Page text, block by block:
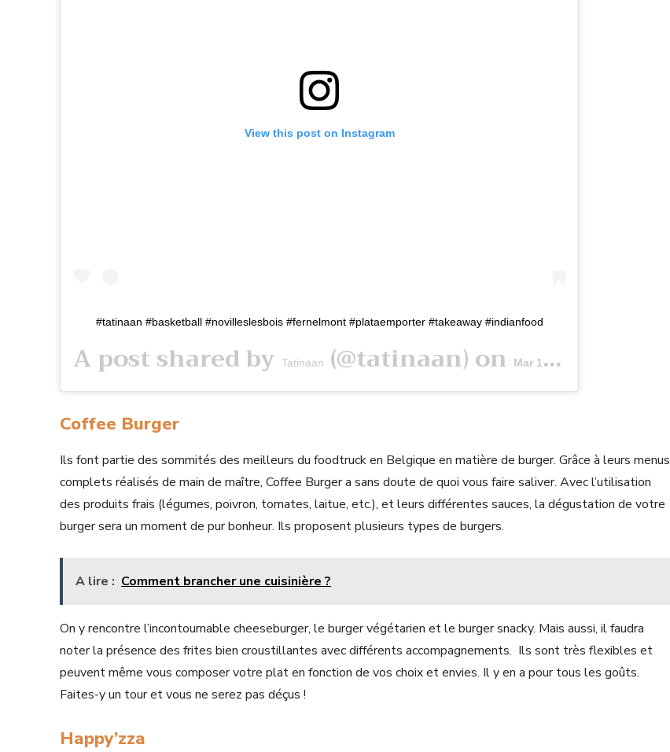
View this post on Instagram
#tatinaan #basketball #novilleslesbois #fernelmont #plataemporter #takeaway #indianfood
A post shared by Tatinaan (@tatinaan) on Mar 16, 2019 at 10:51am PDT
Coffee Burger
Ils font partie des sommités des meilleurs du foodtruck en Belgique en matière de burger. Grâce à leurs menus
complets réalisés de main de maître, Coffee Burger a sans doute de quoi vous faire saliver. Avec l’utilisation
des produits frais (légumes, poivron, tomates, laitue, etc.), et leurs différentes sauces, la dégustation de votre
burger sera un moment de pur bonheur. Ils proposent plusieurs types de burgers.
A lire : Comment brancher une cuisinière ?
On y rencontre l’incontournable cheeseburger, le burger végétarien et le burger snacky. Mais aussi, il faudra
noter la présence des frites bien croustillantes avec différents accompagnements. Ils sont très flexibles et
peuvent même vous composer votre plat en fonction de vos choix et envies. Il y en a pour tous les goûts.
Faites-y un tour et vous ne serez pas déçus !
Happy’zza